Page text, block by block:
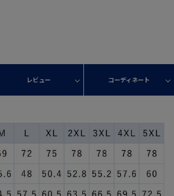
レビュー コーディネート